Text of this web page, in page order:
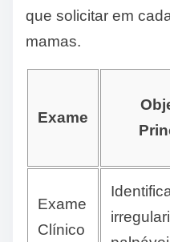
que solicitar em
mamas.
Exame
Exame
Clínico